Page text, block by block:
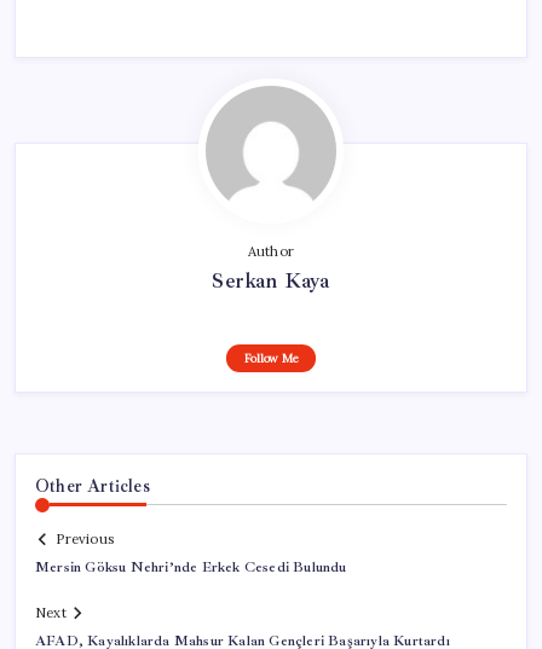
Author
Serkan Kaya
Follow Me
Other Articles
Previous
Mersin Göksu Nehri’nde Erkek Cesedi Bulundu
Next
AFAD, Kayalıklarda Mahsur Kalan Gençleri Başarıyla Kurtardı